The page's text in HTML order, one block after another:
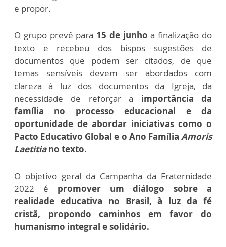
e propor.
O grupo prevê para 15 de junho a finalização do
texto e recebeu dos bispos sugestões de
documentos que podem ser citados, de que
temas sensíveis devem ser abordados com
clareza à luz dos documentos da Igreja, da
necessidade de reforçar a importância da
família no processo educacional e da
oportunidade de abordar iniciativas como o
Pacto Educativo Global e o Ano Família Amoris
Laetitiano texto.
O objetivo geral da Campanha da Fraternidade
2022 é promover um diálogo sobre a
realidade educativa no Brasil, à luz da fé
cristã, propondo caminhos em favor do
humanismo integral e solidário.